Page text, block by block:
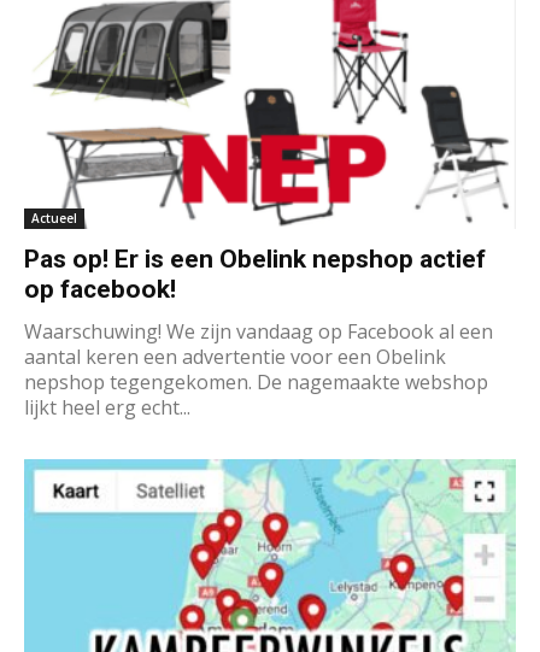
Actueel
Pas op! Er is een Obelink nepshop actief
op facebook!
Waarschuwing! We zijn vandaag op Facebook al een
aantal keren een advertentie voor een Obelink
nepshop tegengekomen. De nagemaakte webshop
lijkt heel erg echt...